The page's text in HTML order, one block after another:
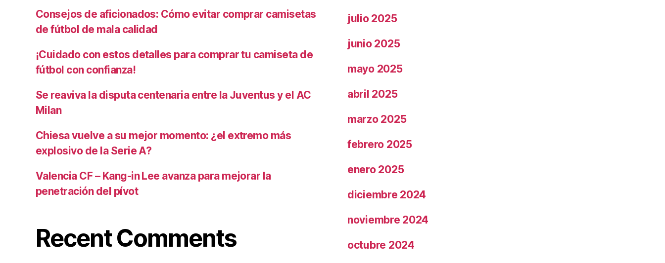
Consejos de aficionados: Cómo evitar comprar camisetas
de fútbol de mala calidad
¡Cuidado con estos detalles para comprar tu camiseta de
fútbol con confianza!
Se reaviva la disputa centenaria entre la Juventus y el AC
Milan
Chiesa vuelve a su mejor momento: ¿el extremo más
explosivo de la Serie A?
Valencia CF – Kang-in Lee avanza para mejorar la
penetración del pívot
Recent Comments
julio 2025
junio 2025
mayo 2025
abril 2025
marzo 2025
febrero 2025
enero 2025
diciembre 2024
noviembre 2024
octubre 2024